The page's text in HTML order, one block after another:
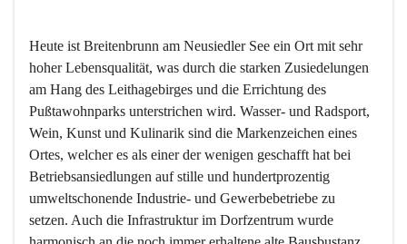
Heute ist Breitenbrunn am Neusiedler See ein Ort mit sehr
hoher Lebensqualität, was durch die starken Zusiedelungen
am Hang des Leithagebirges und die Errichtung des
Pußtawohnparks unterstrichen wird. Wasser- und Radsport,
Wein, Kunst und Kulinarik sind die Markenzeichen eines
Ortes, welcher es als einer der wenigen geschafft hat bei
Betriebsansiedlungen auf stille und hundertprozentig
umweltschonende Industrie- und Gewerbebetriebe zu
setzen. Auch die Infrastruktur im Dorfzentrum wurde